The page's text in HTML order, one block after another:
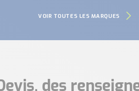
VOIR TOUTES LES MARQUES
des